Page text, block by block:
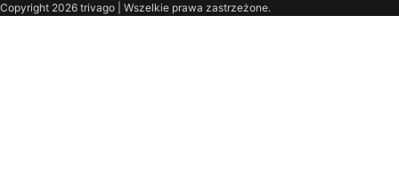
Copyright 2026 trivago | Wszelkie prawa zastrzeżone.